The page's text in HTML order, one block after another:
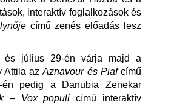
interaktív foglalkozások és
című zenés előadás lesz
és július 29-én várja majd a
Attila azAznavour és Piafcímű
pedig a Danubia Zenekar
– Vox populi című interaktív